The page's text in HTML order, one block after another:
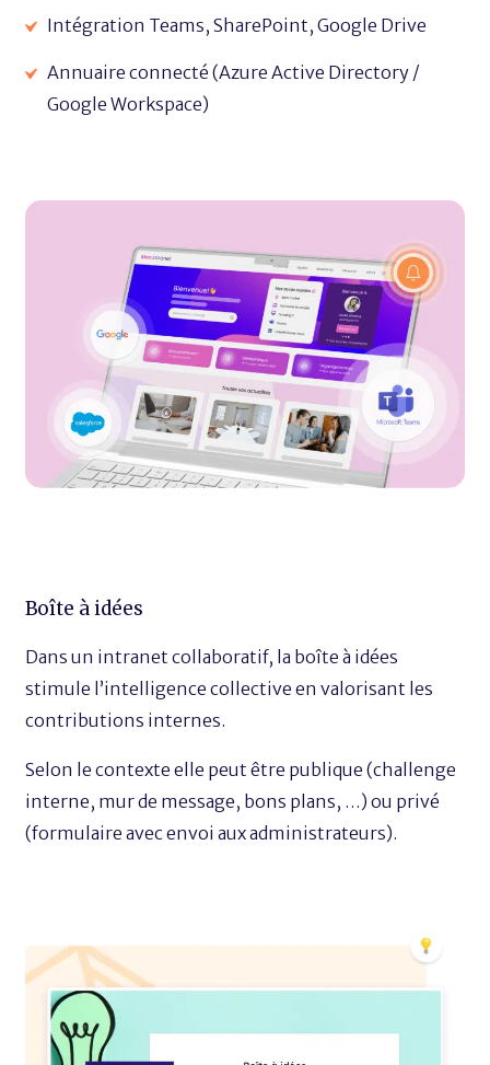
Intégration Teams, SharePoint, Google Drive
Annuaire connecté (Azure Active Directory /
Google Workspace)
Boîte à idées
Dans un intranet collaboratif, la boîte à idées
stimule l’intelligence collective en valorisant les
contributions internes.
Selon le contexte elle peut être publique (challenge
interne, mur de message, bons plans, …) ou privé
(formulaire avec envoi aux administrateurs).